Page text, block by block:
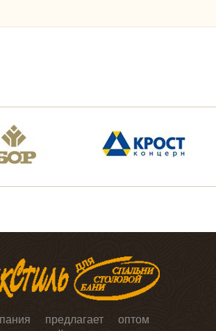
Автоподушки
Эконаполнители
Иные изделия
Микрофибра
Флисовые
Меховые
Для пикникапредлагает оптом